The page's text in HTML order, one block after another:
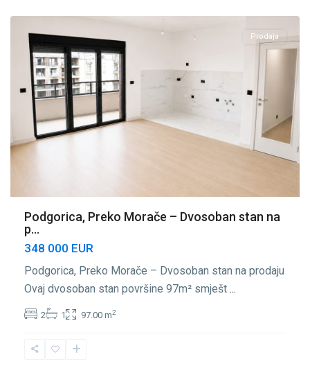
Prodaja
Podgorica, Preko Morače – Dvosoban stan na
p...
348 000 EUR
Podgorica, Preko Morače – Dvosoban stan na prodaju
Ovaj dvosoban stan površine 97m² smješt ...
2 1 97.00 m2
Morače